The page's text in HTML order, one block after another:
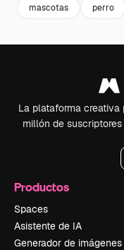
mascotas perro
La plataforma creativa
millón de
Productos
Spaces
Asistente de IA
Generador de imágenes